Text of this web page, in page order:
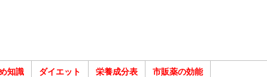
知識 ダイエット 栄養成分表 市販薬の効能